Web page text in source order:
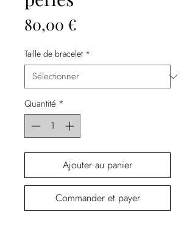
80,00 €
Taille de bracelet *
Quantité *
Ajouter au panier
Commander et payer